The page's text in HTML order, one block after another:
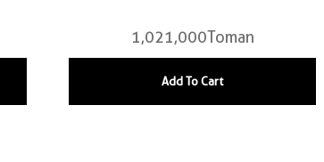
1,021,000Toman
Add To Cart